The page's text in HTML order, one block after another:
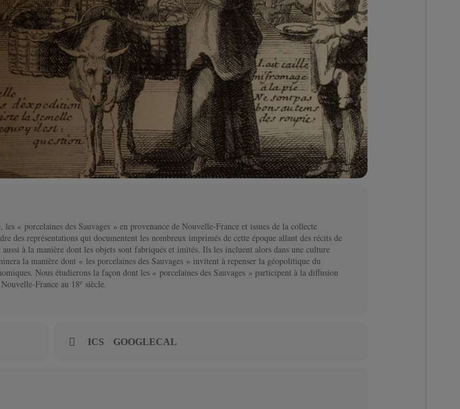
les « porcelaines des Sauvages » en provenance de Nouvelle-France et issues de la collecte
des représentations qui documentent les nombreux imprimés de cette époque allant des récits de
aussi à la manière dont les objets sont fabriqués et imités. Ils les incluent alors dans une culture
la manière dont « les porcelaines des Sauvages » invitent à repenser la géopolitique du
Nous étudierons la façon dont les « porcelaines des Sauvages » participent à la diffusion
France au 18e siècle.
ICS GOOGLECAL